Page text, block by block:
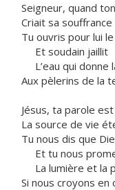
Seigneur, quand
Criait sa
Tu ouvris pour lui
Et soudain jaillit
L’eau qui donne
Aux pèlerins de la
Jésus, ta parole
La source de vie
Tu nous dis que
Et tu nous
La lumière et la
Si nous croyons en